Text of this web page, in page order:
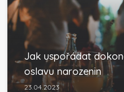
Jak uspořádat
oslavu narozenin
23.04.2023